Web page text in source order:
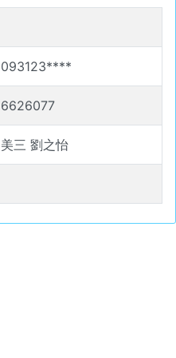
093123****
6626077
美三 劉之怡